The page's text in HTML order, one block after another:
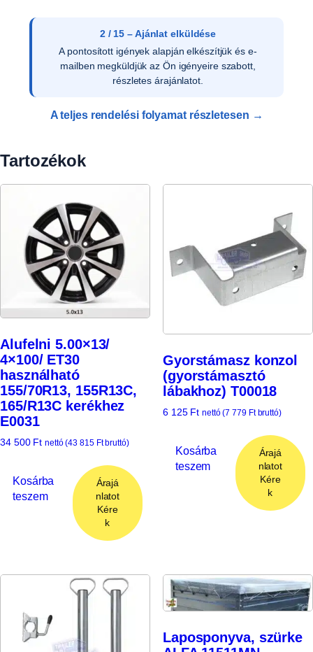
3 / 15 – Ajánlat elfogadása
Az ajánlat írásos elfogadását követően ellenőrizzük
a vevői adatokat, és rendelését rögzítjük
rendszerünkben.
A teljes rendelési folyamat részletesen →
Tartozékok
Alufelni 5.00×13/
4×100/ ET30
használható
155/70R13, 155R13C,
165/R13C kerékhez
E0031
34 500 Ft nettó (43 815 Ftbruttó)
Kosárba
teszem
Árajá
nlatot
Kére
k
Gyorstámasz konzol
(gyorstámasztó
lábakhoz) T00018
6 125 Ft nettó (7 779 Ftbruttó)
Kosárba
teszem
Árajá
nlatot
Kére
k
Laposponyva, szürke